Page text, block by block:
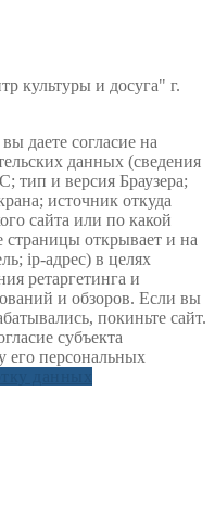
культуры и досуга" г.
даете согласие на
данных (сведения
тип и версия Браузера;
источник откуда
сайта или по какой
страницы открывает и на
ip-адрес) в целях
ретаргетинга и
и обзоров. Если вы
покиньте сайт.
субъекта
его персональных